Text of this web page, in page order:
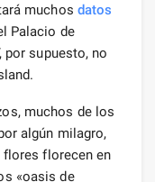
muchos datos
Palacio de
por supuesto, no
muchos de los
algún milagro,
florecen en
«oasis de